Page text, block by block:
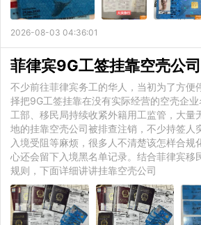
2026-08-03 04:36:01
不少前往菲律宾务工的华人，当初为了方便
择把9G工签挂靠在没有实际经营的空壳企
工部、移民局持续收紧外籍用工监管，大量
地的挂靠空壳公司被排查注销，不少持签人
入境受阻等麻烦，很多人不清楚该怎样合规
心还会留下入境黑名单记录。结合菲律宾移
规则，下面详细讲讲挂靠空壳公司